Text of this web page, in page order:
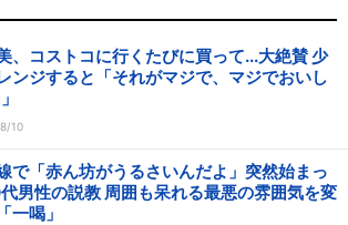
、コストコに行くたびに買って...大絶賛 少
ンジすると「それがマジで、マジでおいし
10
で「赤ん坊がうるさいんだよ」突然始まっ
男性の説教 周囲も呆れる最悪の雰囲気を変
一喝」